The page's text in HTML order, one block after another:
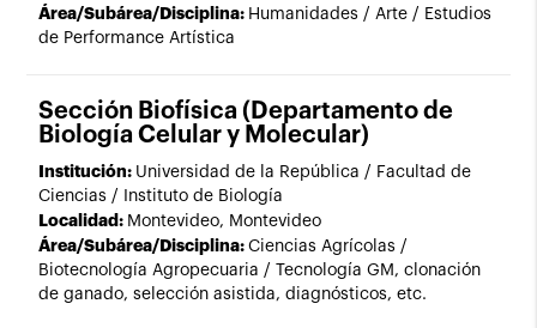
Área/Subárea/Disciplina: Humanidades / Arte / Estudios
de Performance Artística
Sección Biofísica (Departamento de
Biología Celular y Molecular)
Institución: Universidad de la República / Facultad de
Ciencias / Instituto de Biología
Localidad: Montevideo, Montevideo
Área/Subárea/Disciplina:Ciencias Agrícolas /
Biotecnología Agropecuaria / Tecnología GM, clonación
de ganado, selección asistida, diagnósticos, etc.